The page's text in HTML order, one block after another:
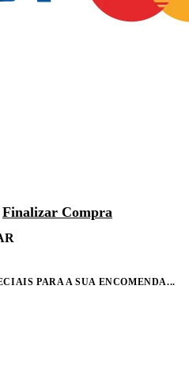
Finalizar Compra
PARA A SUA ENCOMENDA...